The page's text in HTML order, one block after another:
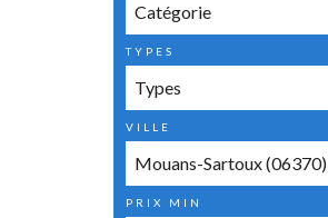
Catégorie
TYPES
Types
VILLE
Mouans-Sartoux (06370)
PRIX MIN